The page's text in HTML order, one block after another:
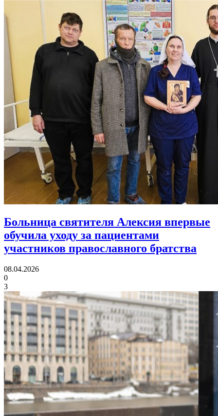
Больница святителя Алексия впервые
обучила уходу за пациентами
участников православного братства
08.04.2026
0
3